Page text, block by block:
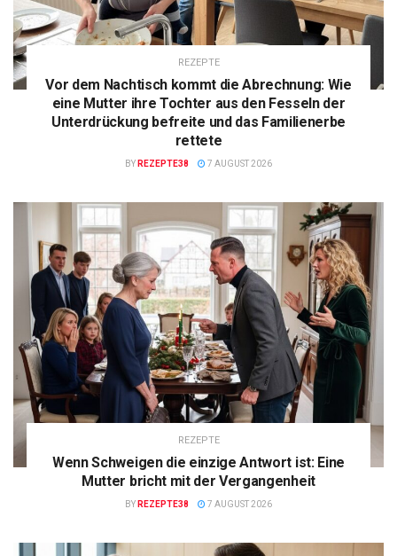
REZEPTE
Vor dem Nachtisch kommt die Abrechnung: Wie
eine Mutter ihre Tochter aus den Fesseln der
Unterdrückung befreite und das Familienerbe
rettete
BY REZEPTE38 7 AUGUST 2026
REZEPTE
Wenn Schweigen die einzige Antwort ist: Eine
Mutter bricht mit der Vergangenheit
BY REZEPTE38 7 AUGUST 2026